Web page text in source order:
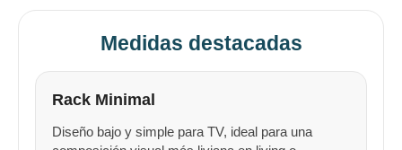
Medidas destacadas
Rack Minimal
Diseño bajo y simple para TV, ideal para una
puede variar por comercio